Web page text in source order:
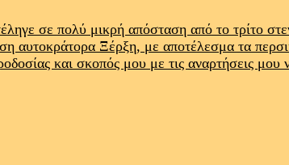
σε πολύ μικρή απόσταση από το
αυτοκράτορα Ξέρξη, με αποτέλεσμα τα
και σκοπός μου με τις αναρτήσεις